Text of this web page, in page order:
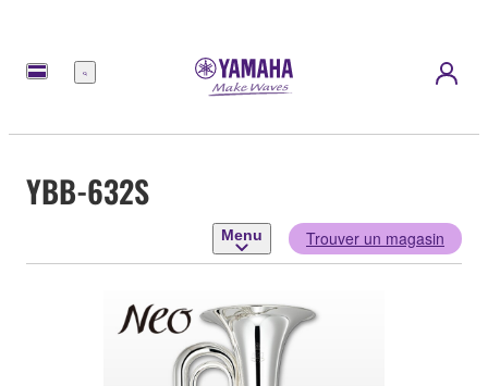
Menu
YBB-632S
Menu Trouver un magasin